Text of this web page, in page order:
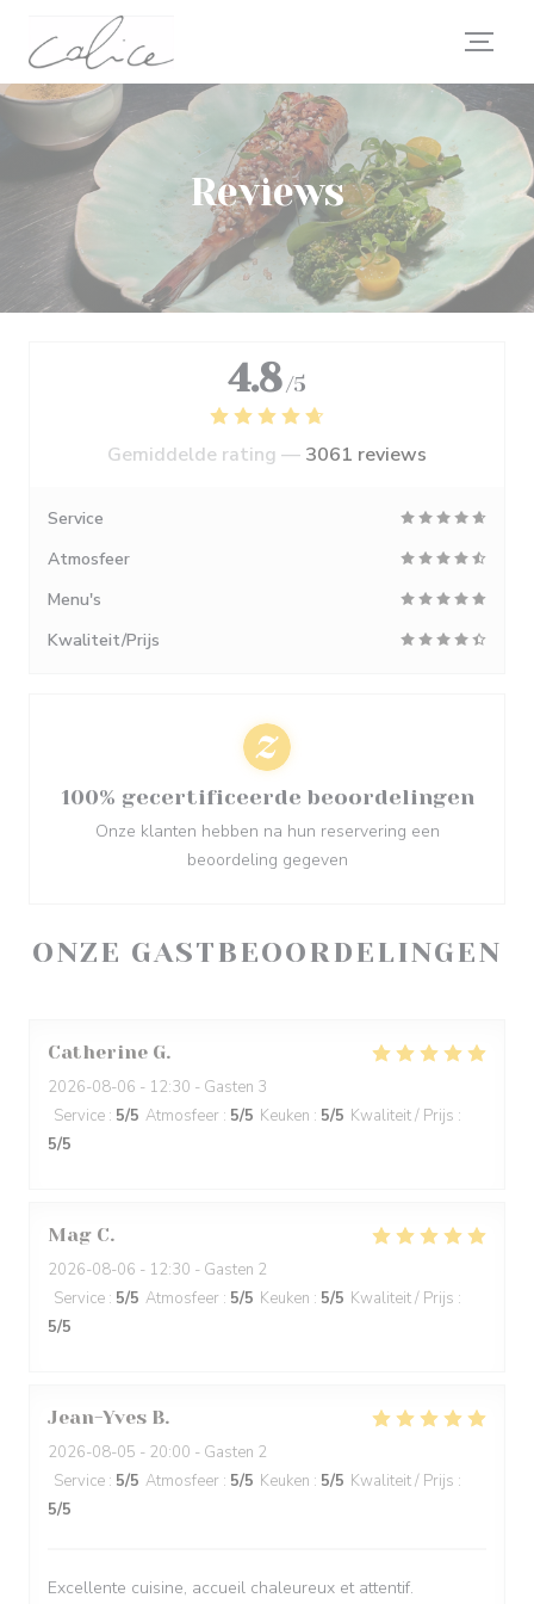
Cookies beheer paneel
Reviews
ONZE GASTBEOORDELINGEN
Catherine G
2026-08-06 - 12:30 - Gasten 3
Service : 5/5 Atmosfeer : 5/5 Keuken : 5/5 Kwaliteit / Prijs :
5/5
Mag C
2026-08-06 - 12:30 - Gasten 2
Service : 5/5 Atmosfeer : 5/5 Keuken : 5/5 Kwaliteit / Prijs :
5/5
Jean-Yves B
2026-08-05 - 20:00 - Gasten 2
Service : 5/5 Atmosfeer : 5/5 Keuken : 5/5 Kwaliteit / Prijs :
5/5
Excellente cuisine, accueil chaleureux et attentif.
4.8 /5
Gemiddelde rating — 3061 reviews
Service
Atmosfeer
Menu's
Kwaliteit/Prijs
100% gecertificeerde beoordelingen
Onze klanten hebben na hun reservering een
beoordeling gegeven